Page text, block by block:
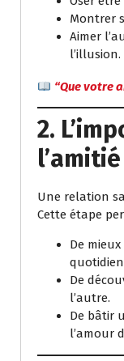
Montrer
Aimer
l’illusion.
“Que votre
2.
Une relation
Cette étape
De
De
l’autre.
De bâtir
l’amour